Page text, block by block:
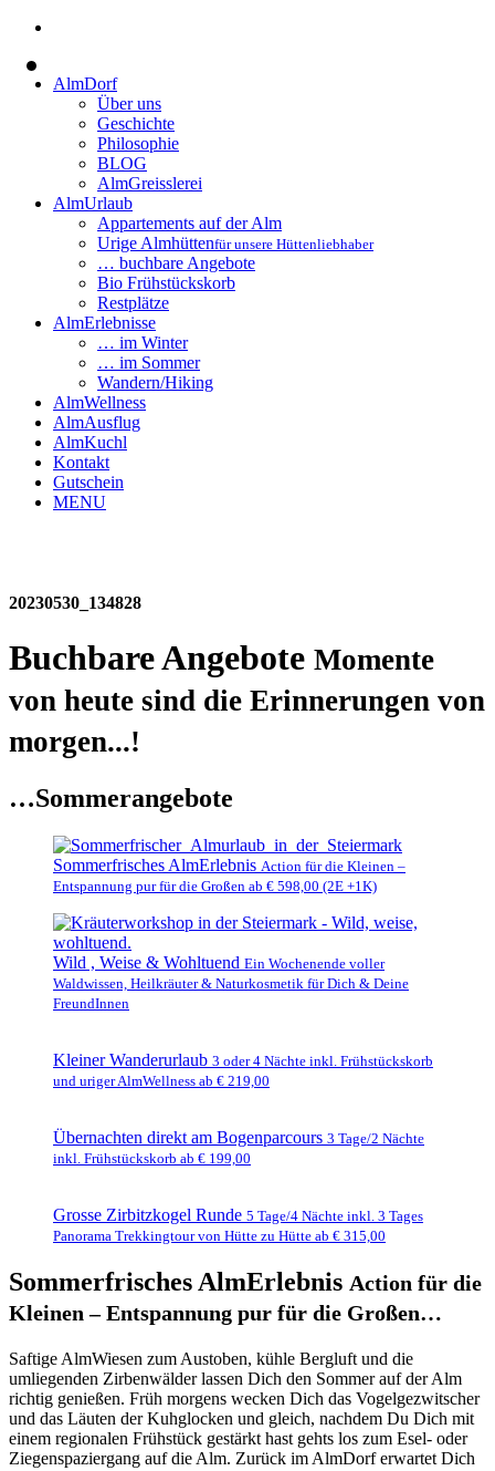
AlmDorf
Über uns
Geschichte
Philosophie
BLOG
AlmGreisslerei
AlmUrlaub
Appartements auf der Alm
Urige Almhüttenfür unsere Hüttenliebhaber
… buchbare Angebote
Bio Frühstückskorb
Restplätze
AlmErlebnisse
… im Winter
… im Sommer
Wandern/Hiking
AlmWellness
AlmAusflug
AlmKuchl
Kontakt
Gutschein
MENU
20230530_134828
Buchbare Angebote Momente
von heute sind die Erinnerungen von
morgen...!
…Sommerangebote
Sommerfrisches AlmErlebnis Action für die Kleinen –
Entspannung pur für die Großen ab € 598,00 (2E +1K)
Wild , Weise & Wohltuend Ein Wochenende voller
Waldwissen, Heilkräuter & Naturkosmetik für Dich & Deine
FreundInnen
Kleiner Wanderurlaub 3 oder 4 Nächte inkl. Frühstückskorb
und uriger AlmWellness ab € 219,00
Übernachten direkt am Bogenparcours 3 Tage/2 Nächte
inkl. Frühstückskorb ab € 199,00
Grosse Zirbitzkogel Runde 5 Tage/4 Nächte inkl. 3 Tages
Panorama Trekkingtour von Hütte zu Hütte ab € 315,00
Sommerfrisches AlmErlebnis Action für die
Kleinen – Entspannung pur für die Großen…
Saftige AlmWiesen zum Austoben, kühle Bergluft und die
umliegenden Zirbenwälder lassen Dich den Sommer auf der Alm
richtig genießen. Früh morgens wecken Dich das Vogelgezwitscher
und das Läuten der Kuhglocken und gleich, nachdem Du Dich mit
einem regionalen Frühstück gestärkt hast gehts los zum Esel- oder
Ziegenspaziergang auf die Alm. Zurück im AlmDorf erwartet Dich